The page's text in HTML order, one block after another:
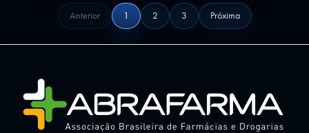
Anterior 1 2 3 Próxima